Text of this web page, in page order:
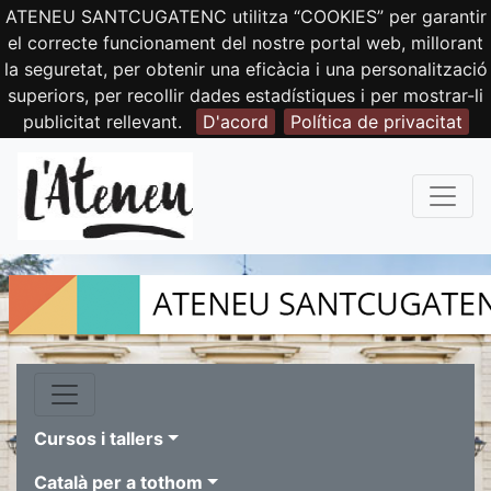
ATENEU SANTCUGATENC utilitza “COOKIES” per garantir
el correcte funcionament del nostre portal web, millorant
la seguretat, per obtenir una eficàcia i una personalització
superiors, per recollir dades estadístiques i per mostrar-li
publicitat rellevant.
D'acord Política de privacitat
Cursos i tallers
Català per a tothom